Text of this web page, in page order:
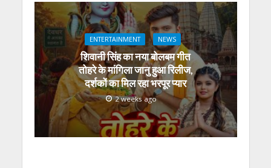
ENTERTAINMENT NEWS
शिवानी सिंह का नया बोलबम गीत
तोहरे के मांगिला जानु हुआ रिलीज,
दर्शकों का मिल रहा भरपूर प्यार
2 weeks ago